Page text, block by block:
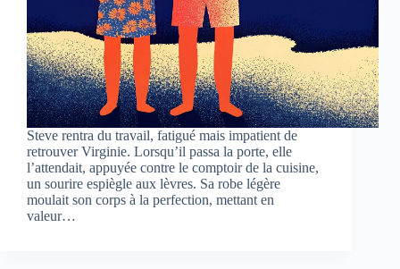
Steve rentra du travail, fatigué mais impatient de
retrouver Virginie. Lorsqu’il passa la porte, elle
l’attendait, appuyée contre le comptoir de la cuisine,
un sourire espiègle aux lèvres. Sa robe légère
moulait son corps à la perfection, mettant en
valeur…